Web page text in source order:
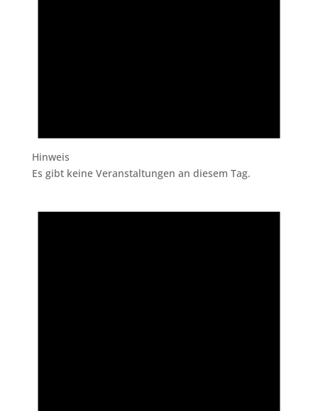
Hinweis
Es gibt keine Veranstaltungen an diesem Tag.